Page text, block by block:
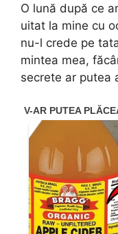
O lună după ce
uitat la mine cu
nu-l crede pe
mintea mea,
secrete ar putea